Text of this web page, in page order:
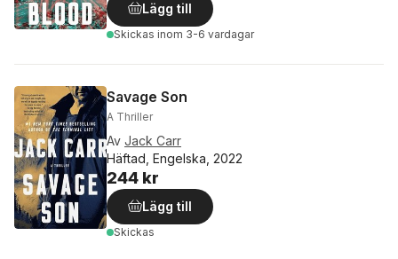
Lägg till
Skickas inom 3-6 vardagar
Savage Son
A Thriller
Av Jack Carr
Häftad, Engelska, 2022
244 kr
Lägg till
Skickas